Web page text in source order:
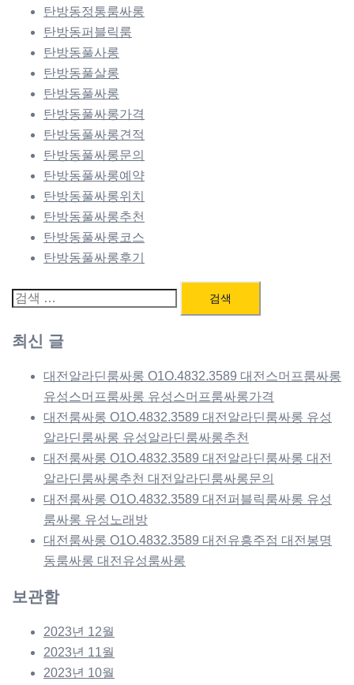
탄방동정통룸싸롱
탄방동퍼블릭룸
탄방동풀사롱
탄방동풀살롱
탄방동풀싸롱
탄방동풀싸롱가격
탄방동풀싸롱견적
탄방동풀싸롱문의
탄방동풀싸롱예약
탄방동풀싸롱위치
탄방동풀싸롱추천
탄방동풀싸롱코스
탄방동풀싸롱후기
검
최신 글
대전알라딘룸싸롱 O1O.4832.3589 대전스머프룸싸롱
유성스머프룸싸롱 유성스머프룸싸롱가격
대전룸싸롱 O1O.4832.3589 대전알라딘룸싸롱 유성
알라딘룸싸롱 유성알라딘룸싸롱추천
대전룸싸롱 O1O.4832.3589 대전알라딘룸싸롱 대전
알라딘룸싸롱추천 대전알라딘룸싸롱문의
대전룸싸롱 O1O.4832.3589 대전퍼블릭룸싸롱 유성
룸싸롱 유성노래방
대전룸싸롱 O1O.4832.3589 대전유흥주점 대전봉명
동룸싸롱 대전유성룸싸롱
보관함
2023년 12월
2023년 11월
2023년 10월